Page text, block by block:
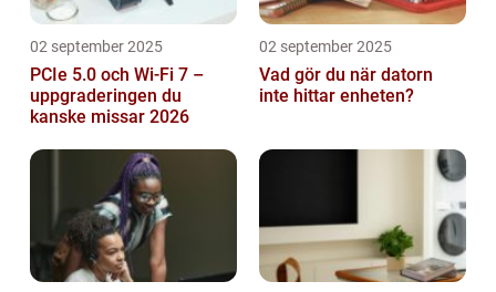
02 september 2025
PCIe 5.0 och Wi-Fi 7 –
uppgraderingen du
kanske missar 2026
02 september 2025
Vad gör du när datorn
inte hittar enheten?